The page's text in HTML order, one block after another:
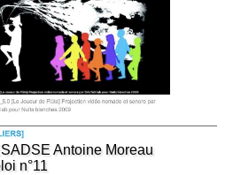
Antoine Moreau
n°11